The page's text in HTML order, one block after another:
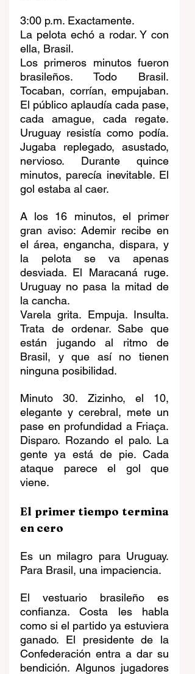
3:00 p.m. Exactamente.
La pelota echó a rodar. Y con
ella, Brasil.
Los primeros minutos fueron
brasileños. Todo Brasil.
Tocaban, corrían, empujaban.
El público aplaudía cada pase,
cada amague, cada regate.
Uruguay resistía como podía.
Jugaba replegado, asustado,
nervioso. Durante quince
minutos, parecía inevitable. El
gol estaba al caer.
A los 16 minutos, el primer
gran aviso: Ademir recibe en
el área, engancha, dispara, y
la pelota se va apenas
desviada. El Maracaná ruge.
Uruguay no pasa la mitad de
la cancha.
Varela grita. Empuja. Insulta.
Trata de ordenar. Sabe que
están jugando al ritmo de
Brasil, y que así no tienen
ninguna posibilidad.
Minuto 30. Zizinho, el 10,
elegante y cerebral, mete un
pase en profundidad a Friaça.
Disparo. Rozando el palo. La
gente ya está de pie. Cada
ataque parece el gol que
viene.
El primer tiempo termina
en cero
Es un milagro para Uruguay.
Para Brasil, una impaciencia.
El vestuario brasileño es
confianza. Costa les habla
como si el partido ya estuviera
ganado. El presidente de la
Confederación entra a dar su
bendición. Algunos jugadores